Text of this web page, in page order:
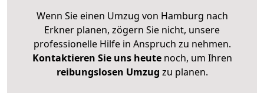
Wenn Sie einen Umzug von Hamburg nach
Erkner planen, zögern Sie nicht, unsere
professionelle Hilfe in Anspruch zu nehmen.
Kontaktieren Sie uns heutenoch, um Ihren
reibungslosen Umzug zu planen.